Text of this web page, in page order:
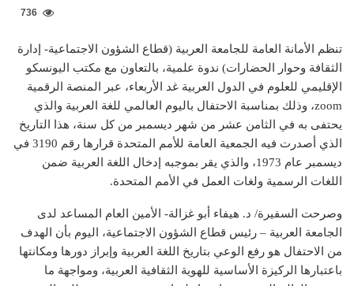
736
تنظم الأمانة العامة للجامعة العربية (قطاع الشؤون الاجتماعية- إدارة
الثقافة وحوار الحضارات) ندوة علمية، بالتعاون مع مكتب اليونسكو
الإقليمي للعلوم في الدول العربية غد الأربعاء، عبر المنصة الرقمية
zoom، وذلك بمناسبة الاحتفال باليوم العالمي للغة العربية والذي
يحتفى به في الثامن عشر من شهر ديسمبر من كل سنة، هذا التاريخ
الذي أصدرت فيه الجمعية العامة للأمم المتحدة قرارها رقم 3190 في
ديسمبر عام 1973، والذي يقر بموجبه إدخال اللغة العربية ضمن
اللغات الرسمية ولغات العمل في الأمم المتحدة.
وصرحت السفيرة/ د. هيفاء أبو غزالة- الأمين العام المساعد لدى
الجامعة العربية – رئيس قطاع الشؤون الاجتماعية، اليوم بأن الهدف
من الاحتفال هو رفع الوعي بتاريخ اللغة العربية وإبراز دورها ومكانتها
باعتبارها الركيزة الأساسية للهوية الثقافية العربية، ومواجهة ما